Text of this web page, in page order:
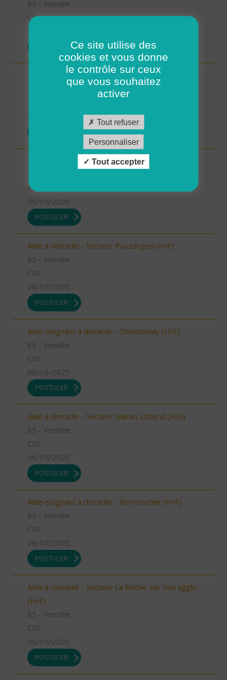
85 - Vendée
CDI
Aide soignant à domicile - Bouin (H/F)
Technicien d'intervention social et familiale (H/F)
CDI
06/10/2025
POSTULER
Aide à domicile - Secteur Pouzauges (H/F)
85 - Vendée
CDI
06/10/2025
POSTULER
Aide-soignant à domicile - Chantonnay (H/F)
85 - Vendée
CDI
06/10/2025
POSTULER
Aide à domicile - Secteur Marais Littoral (H/F)
85 - Vendée
CDI
06/10/2025
POSTULER
Aide-soignant à domicile - Noirmoutier (H/F)
85 - Vendée
CDI
06/10/2025
POSTULER
Aide à domicile - Secteur La Roche sur Yon agglo
(H/F)
85 - Vendée
CDI
06/10/2025
POSTULER
Ce site utilise des
cookies et vous donne
le contrôle sur ceux
que vous souhaitez
activer
Tout refuser
Personnaliser
Tout accepter